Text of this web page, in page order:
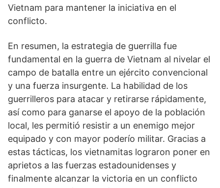
Vietnam para mantener la iniciativa en el
conflicto.
En resumen, la estrategia de guerrilla fue
fundamental en la guerra de Vietnam al nivelar el
campo de batalla entre un ejército convencional
y una fuerza insurgente. La habilidad de los
guerrilleros para atacar y retirarse rápidamente,
así como para ganarse el apoyo de la población
local, les permitió resistir a un enemigo mejor
equipado y con mayor poderío militar. Gracias a
estas tácticas, los vietnamitas lograron poner en
aprietos a las fuerzas estadounidenses y
finalmente alcanzar la victoria en un conflicto